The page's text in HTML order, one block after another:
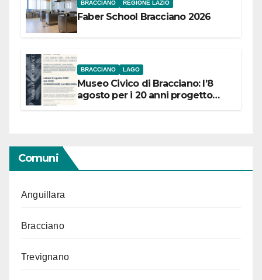
BRACCIANO REGIONE LAZIO
Faber School Bracciano 2026
BRACCIANO LAGO
Museo Civico di Bracciano: l’8
agosto per i 20 anni progetto
Comuni
Anguillara
Bracciano
Trevignano